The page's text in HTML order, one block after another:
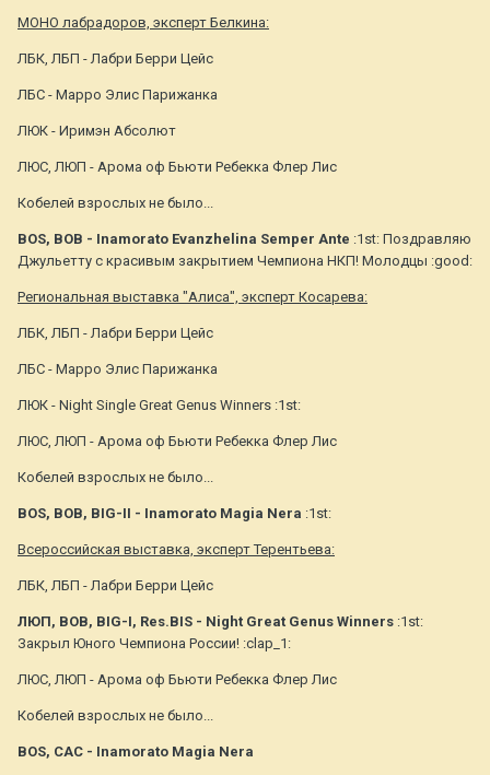
МОНО лабрадоров, эксперт Белкина:
ЛБК, ЛБП - Лабри Берри Цейс
ЛБС - Марро Элис Парижанка
ЛЮК - Иримэн Абсолют
ЛЮС, ЛЮП - Арома оф Бьюти Ребекка Флер Лис
Кобелей взрослых не было...
BOS, BOB - Inamorato Evanzhelina Semper Ante :1st: Поздравляю
Джульетту с красивым закрытием Чемпиона НКП! Молодцы :good:
Региональная выставка "Алиса", эксперт Косарева:
ЛБК, ЛБП - Лабри Берри Цейс
ЛБС - Марро Элис Парижанка
ЛЮК - Night Single Great Genus Winners :1st:
ЛЮС, ЛЮП - Арома оф Бьюти Ребекка Флер Лис
Кобелей взрослых не было...
BOS, BOB, BIG-II - Inamorato Magia Nera :1st:
Всероссийская выставка, эксперт Терентьева:
ЛБК, ЛБП - Лабри Берри Цейс
ЛЮП, BOB, BIG-I, Res.BIS - Night Great Genus Winners :1st:
Закрыл Юного Чемпиона России! :clap_1:
ЛЮС, ЛЮП - Арома оф Бьюти Ребекка Флер Лис
Кобелей взрослых не было...
BOS, CAC - Inamorato Magia Nera